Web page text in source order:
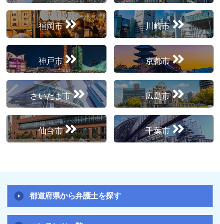
福岡市 川崎市
神戸市 京都市
さいたま市 広島市
仙台市 千葉市
都道府県から弁護士を探す